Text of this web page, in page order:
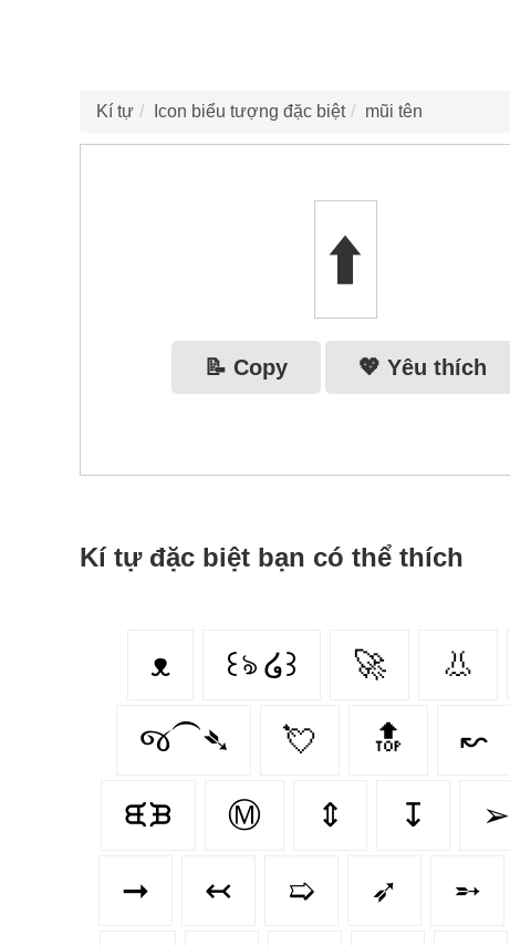
Kí tự Icon biểu tượng đặc biệt mũi tên
⬆️
📝 Copy 💖 Yêu thích
Kí tự đặc biệt bạn có thể thích
ᴥ ꒰ঌ ໒꒱ 🚀 👃
જ⁀➴ 💘 🔝 ↜
ᙙᙖ Ⓜ ⇕ ↧ ➢
➞ ↢ ➯ ➶ ➵